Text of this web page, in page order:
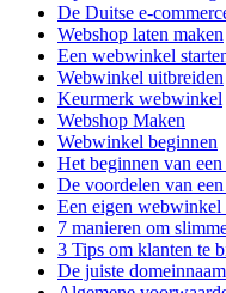
De Duitse e-
Webshop laten maken
Een webwinkel
Webwinkel uitbreiden
Keurmerk webwinkel
Webshop Maken
Webwinkel beginnen
Het beginnen van
De voordelen van
Een eigen webwinkel
7 manieren om
3 Tips om klanten te
De juiste